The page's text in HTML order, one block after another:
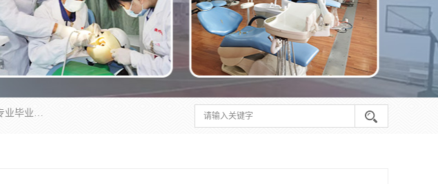
通过医学类院校正规录取从而获取统招全日制大专、本科，学信网可查在校学籍。医学相关专业毕业后可参加执业助理医师与执业医师证书考试（如口腔医学、临床医学、中医学等专业）.